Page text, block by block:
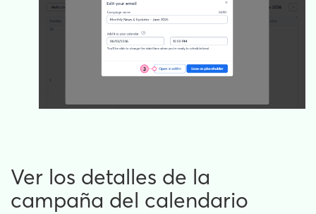
Ver los detalles de la
campaña del calendario